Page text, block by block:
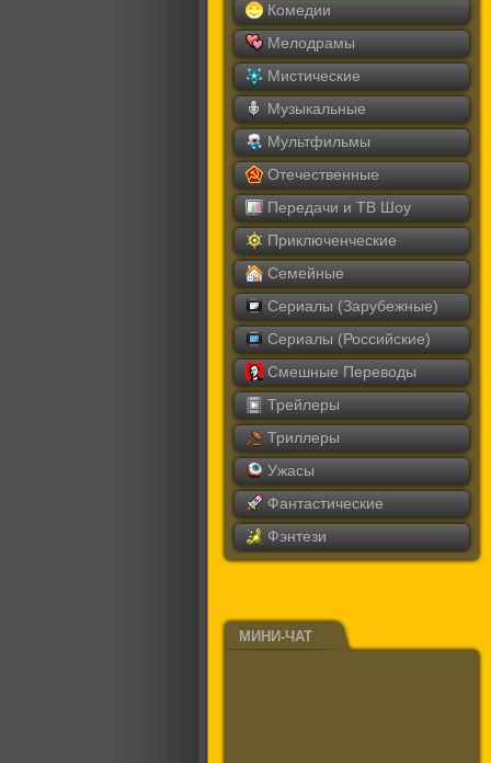
Комедии
Мелодрамы
Мистические
Музыкальные
Мультфильмы
Отечественные
Передачи и ТВ Шоу
Приключенческие
Семейные
Сериалы (Зарубежные)
Сериалы (Российские)
Смешные Переводы
Трейлеры
Триллеры
Ужасы
Фантастические
Фэнтези
МИНИ-ЧАТ